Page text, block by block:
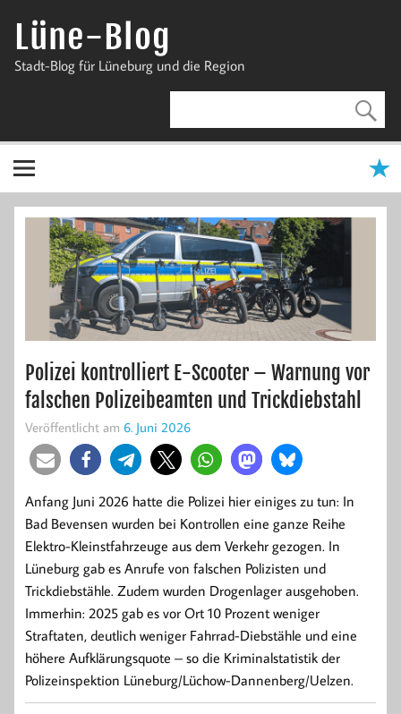
InhaltLüne-Blog
Stadt-Blog für Lüneburg und die Region
Polizei kontrolliert E-Scooter – Warnung vor
falschen Polizeibeamten und Trickdiebstahl
Veröffentlicht am 6. Juni 2026
Anfang Juni 2026 hatte die Polizei hier einiges zu tun: In
Bad Bevensen wurden bei Kontrollen eine ganze Reihe
Elektro-Kleinstfahrzeuge aus dem Verkehr gezogen. In
Lüneburg gab es Anrufe von falschen Polizisten und
Trickdiebstähle. Zudem wurden Drogenlager ausgehoben.
Immerhin: 2025 gab es vor Ort 10 Prozent weniger
Straftaten, deutlich weniger Fahrrad-Diebstähle und eine
höhere Aufklärungsquote – so die Kriminalstatistik der
Polizeinspektion Lüneburg/Lüchow-Dannenberg/Uelzen.